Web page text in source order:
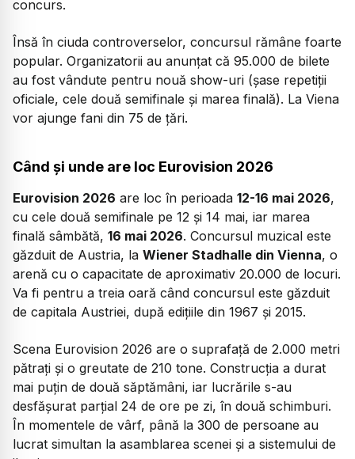
concurs.
Însă în ciuda controverselor, concursul rămâne foarte
popular. Organizatorii au anunțat că 95.000 de bilete
au fost vândute pentru nouă show-uri (șase repetiții
oficiale, cele două semifinale și marea finală). La Viena
vor ajunge fani din 75 de țări.
Când și unde are loc Eurovision 2026
Eurovision 2026 are loc în perioada 12-16 mai 2026,
cu cele două semifinale pe 12 și 14 mai, iar marea
finală sâmbătă, 16 mai 2026. Concursul muzical este
găzduit de Austria, la Wiener Stadhalle din Vienna, o
arenă cu o capacitate de aproximativ 20.000 de locuri.
Va fi pentru a treia oară când concursul este găzduit
de capitala Austriei, după edițiile din 1967 și 2015.
Scena Eurovision 2026 are o suprafață de 2.000 metri
pătrați și o greutate de 210 tone. Construcția a durat
mai puțin de două săptămâni, iar lucrările s-au
desfășurat parțial 24 de ore pe zi, în două schimburi.
În momentele de vârf, până la 300 de persoane au
lucrat simultan la asamblarea scenei și a sistemului de